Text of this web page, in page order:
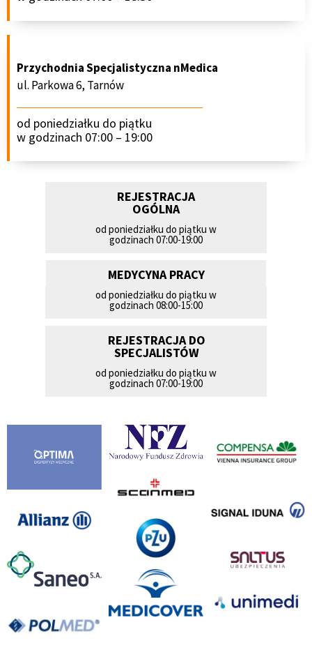
Przychodnia Specjalistyczna nMedica
ul. Parkowa 6, Tarnów
od poniedziałku do piątku
w godzinach 07:00 – 19:00
REJESTRACJA
OGÓLNA
od poniedziałku do piątku w
godzinach 07:00-19:00
MEDYCYNA PRACY
od poniedziałku do piątku w
godzinach 08:00-15:00
REJESTRACJA DO
SPECJALISTÓW
od poniedziałku do piątku w
godzinach 07:00-19:00